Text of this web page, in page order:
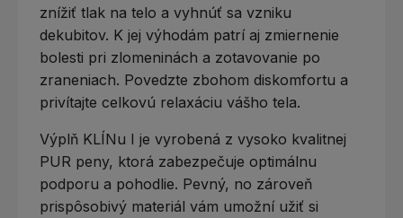
znížiť tlak na telo a vyhnúť sa vzniku
dekubitov. K jej výhodám patrí aj zmiernenie
bolesti pri zlomeninách a zotavovanie po
zraneniach. Povedzte zbohom diskomfortu a
privítajte celkovú relaxáciu vášho tela.
Výplň KLÍNu I je vyrobená z vysoko kvalitnej
PUR peny, ktorá zabezpečuje optimálnu
podporu a pohodlie. Pevný, no zároveň
prispôsobivý materiál vám umožní užiť si